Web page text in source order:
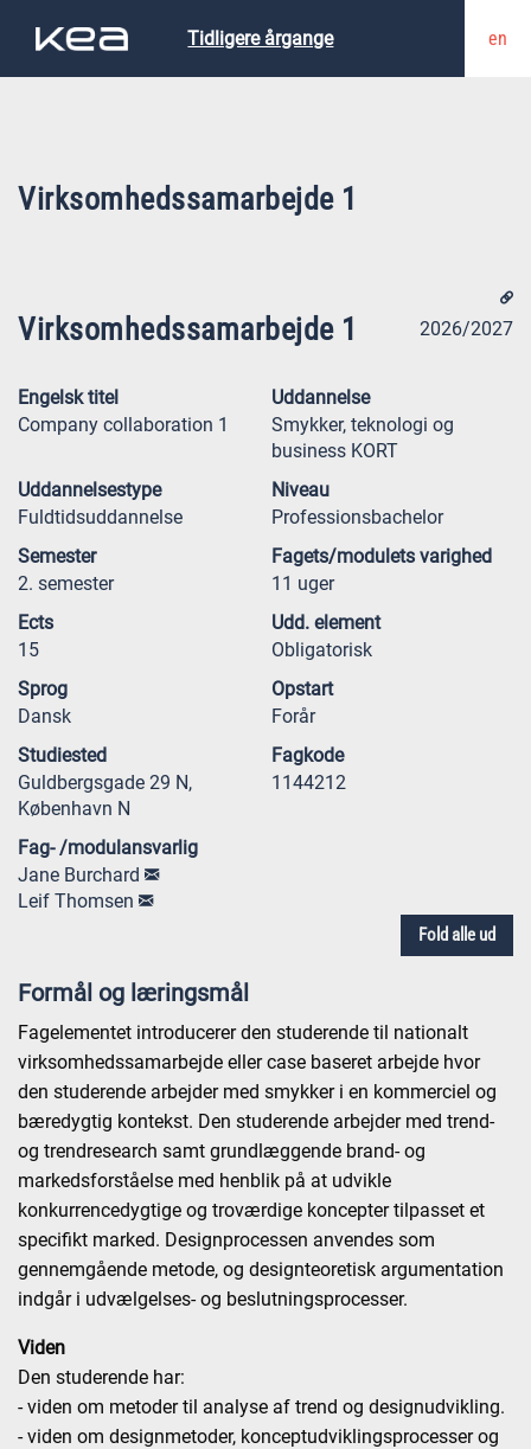
Tidligere årgange en
Virksomhedssamarbejde 1
Virksomhedssamarbejde 1 2026/2027
Engelsk titel
Company collaboration 1
Uddannelse
Smykker, teknologi og
business KORT
Uddannelsestype
Fuldtidsuddannelse
Niveau
Professionsbachelor
Semester
2. semester
Fagets/modulets varighed
11 uger
Ects
15
Udd. element
Obligatorisk
Sprog
Dansk
Opstart
Forår
Studiested
Guldbergsgade 29 N,
København N
Fagkode
1144212
Fag- /modulansvarlig
Jane Burchard
Leif Thomsen
Fold alle ud
Formål og læringsmål
Fagelementet introducerer den studerende til nationalt
virksomhedssamarbejde eller case baseret arbejde hvor
den studerende arbejder med smykker i en kommerciel og
bæredygtig kontekst. Den studerende arbejder med trend-
og trendresearch samt grundlæggende brand- og
markedsforståelse med henblik på at udvikle
konkurrencedygtige og troværdige koncepter tilpasset et
specifikt marked. Designprocessen anvendes som
gennemgående metode, og designteoretisk argumentation
indgår i udvælgelses- og beslutningsprocesser.
Viden
Den studerende har:
- viden om metoder til analyse af trend og designudvikling.
- viden om designmetoder, konceptudviklingsprocesser og